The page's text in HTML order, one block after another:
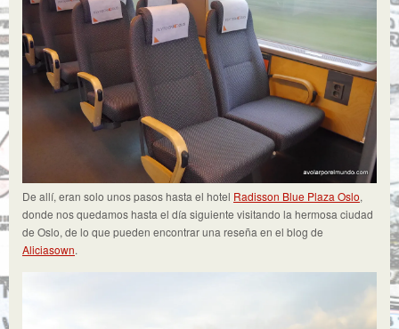
De allí, eran solo unos pasos hasta el hotel Radisson Blue Plaza Oslo,
donde nos quedamos hasta el día siguiente visitando la hermosa ciudad
de Oslo, de lo que pueden encontrar una reseña en el blog de
Aliciasown.